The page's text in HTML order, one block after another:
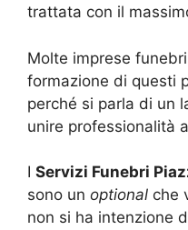
trattata con il
Molte imprese
formazione di questi
perché si parla di un
unire professionalità
I Servizi Funebri
sono un optional che
non si ha intenzione